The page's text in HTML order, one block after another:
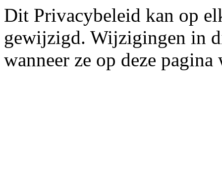
Dit Privacybeleid kan op
gewijzigd. Wijzigingen in
wanneer ze op deze